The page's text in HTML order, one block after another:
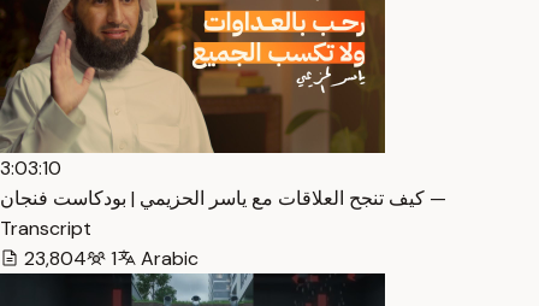
3:03:10
كيف تنجح العلاقات مع ياسر الحزيمي | بودكاست فنجان —
Transcript
23,804
1 Arabic